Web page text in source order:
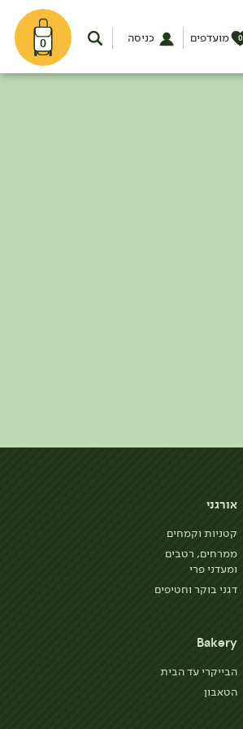
0 מועדפים 0 כניסה
אורגני
קטניות וקמחים
ממרחים, רטבים
ומעדני פרי
דגני בוקר וחטיפים
Bakery
הבייקרי עד הבית
הטאבון